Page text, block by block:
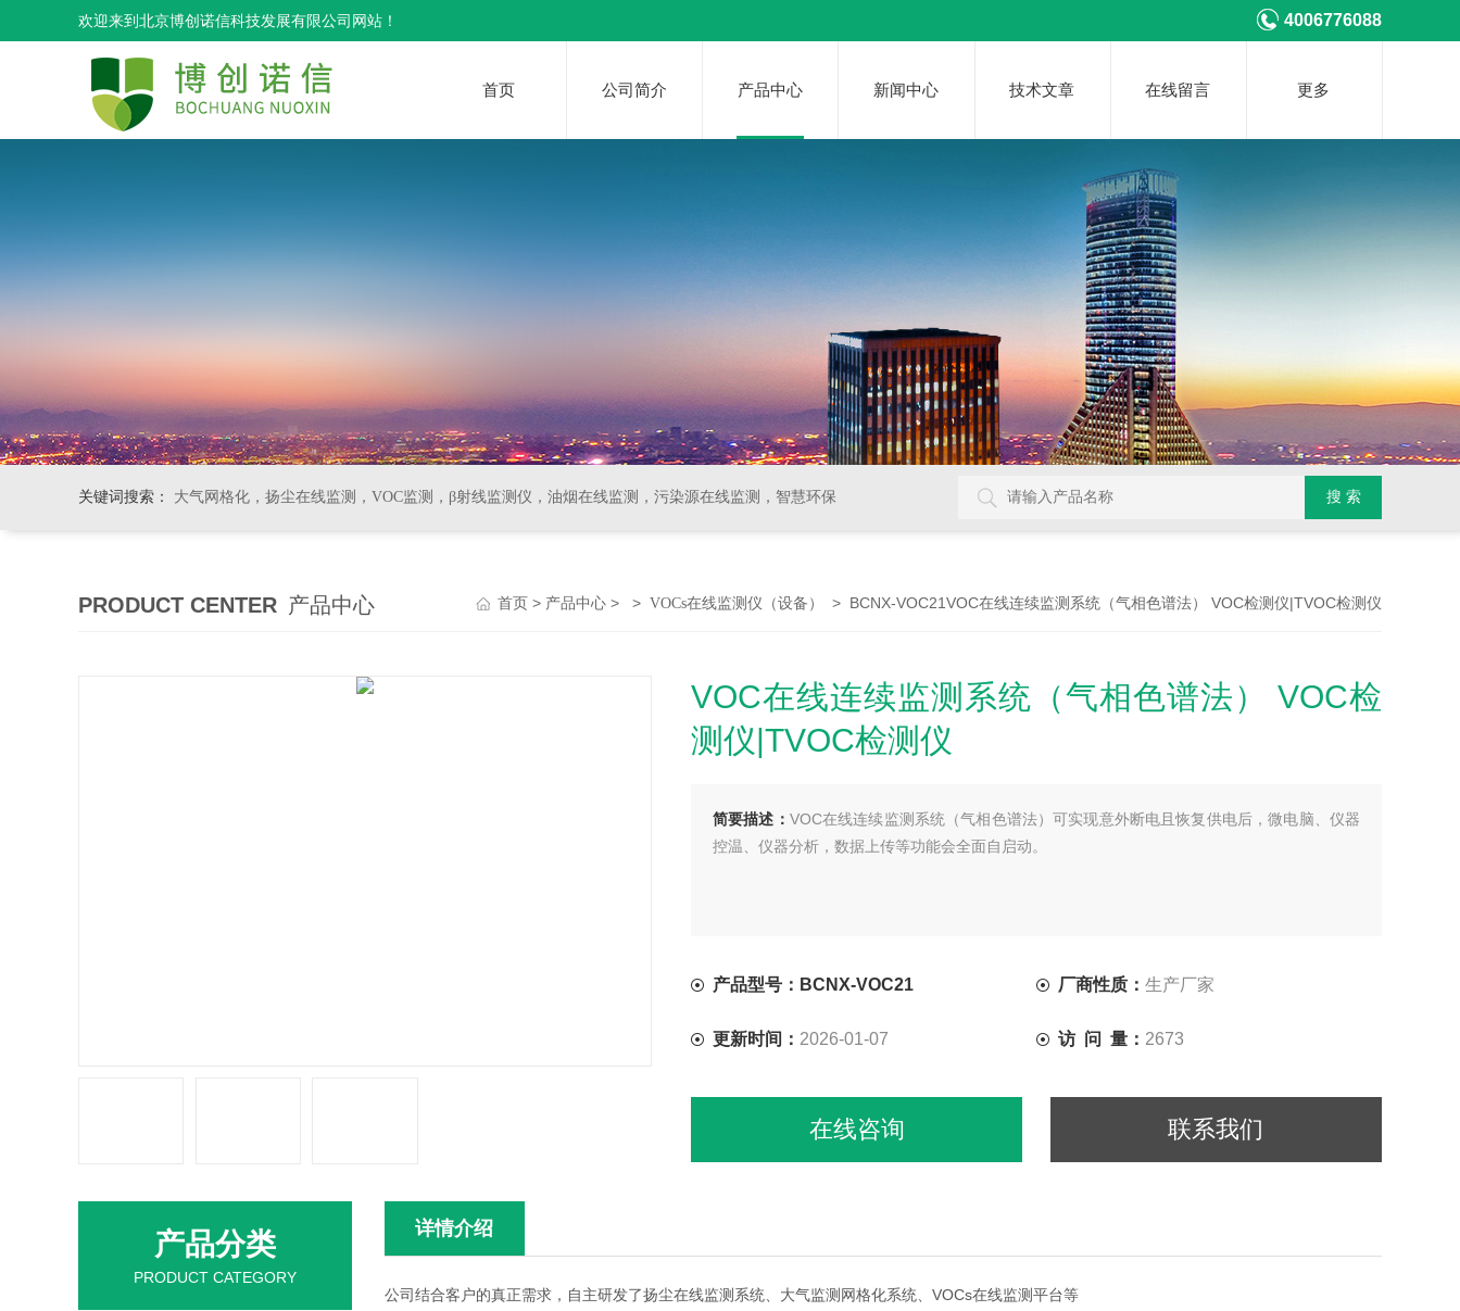
欢迎来到北京博创诺信科技发展有限公司网站！ 4006776088
首页 公司简介 产品中心 新闻中心 技术文章 在线留言 更多
关键词搜索： 大气网格化，扬尘在线监测，VOC监测，β射线监测仪，油烟在线监测，污染源在线监测，智慧环保
PRODUCT CENTER 产品中心 首页 > 产品中心 > > VOCs在线监测仪（设备） > BCNX-VOC21VOC在线连续监测系统（气相色谱法） VOC检测仪|TVOC检测仪
VOC在线连续监测系统（气相色谱法） VOC检
测仪|TVOC检测仪
简要描述： VOC在线连续监测系统（气相色谱法）可实现意外断电且恢复供电后，微电脑、仪器
控温、仪器分析，数据上传等功能会全面自启动。
产品型号：BCNX-VOC21 厂商性质： 生产厂家
更新时间： 2026-01-07 访 问 量： 2673
在线咨询 联系我们
详情介绍
公司结合客户的真正需求，自主研发了扬尘在线监测系统、大气监测网格化系统、VOCs在线监测平台等
产品分类
PRODUCT CATEGORY